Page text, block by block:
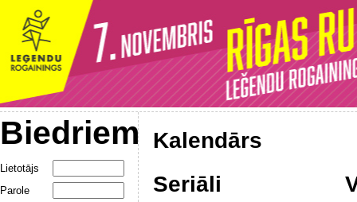
Biedriem
Lietotājs
Parole
Kalendārs
Seriāli